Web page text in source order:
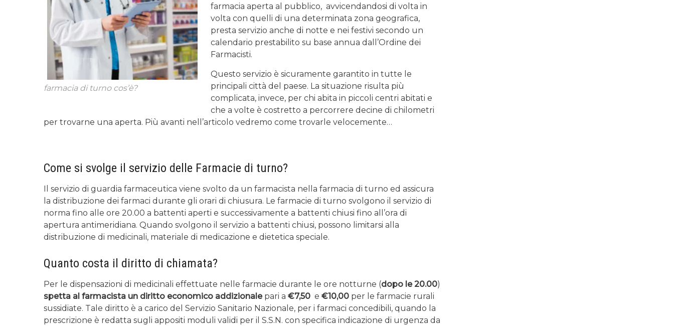
farmacia di turno cos’è?
farmacia aperta al pubblico, avvicendandosi di volta in
volta con quelli di una determinata zona geografica,
presta servizio anche di notte e nei festivi secondo un
calendario prestabilito su base annua dall’Ordine dei
Farmacisti.
Questo servizio è sicuramente garantito in tutte le
principali città del paese. La situazione risulta più
complicata, invece, per chi abita in piccoli centri abitati e
che a volte è costretto a percorrere decine di chilometri
per trovarne una aperta. Più avanti nell’articolo vedremo come trovarle velocemente…
Come si svolge il servizio delle Farmacie di turno?
Il servizio di guardia farmaceutica viene svolto da un farmacista nella farmacia di turno ed assicura
la distribuzione dei farmaci durante gli orari di chiusura. Le farmacie di turno svolgono il servizio di
norma fino alle ore 20.00 a battenti aperti e successivamente a battenti chiusi fino all’ora di
apertura antimeridiana. Quando svolgono il servizio a battenti chiusi, possono limitarsi alla
distribuzione di medicinali, materiale di medicazione e dietetica speciale.
Quanto costa il diritto di chiamata?
Per le dispensazioni di medicinali effettuate nelle farmacie durante le ore notturne (dopo le 20.00)
spetta al farmacista un diritto economico addizionalepari a €7,50 e €10,00 per le farmacie rurali
sussidiate. Tale diritto è a carico del Servizio Sanitario Nazionale, per i farmaci concedibili, quando la
prescrizione è redatta sugli appositi moduli validi per il S.S.N. con specifica indicazione di urgenza da